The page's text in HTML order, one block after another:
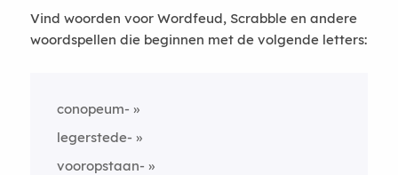
Vind woorden voor Wordfeud, Scrabble en andere
woordspellen die beginnen met de volgende letters:
conopeum-
legerstede-
vooropstaan-